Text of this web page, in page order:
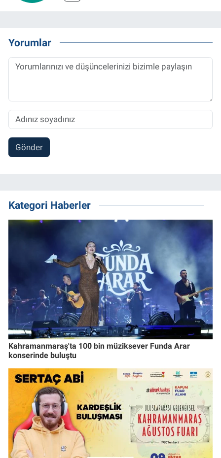
Yorumlar
Gönder
Kategori Haberler
Kahramanmaraş'ta 100 bin müziksever Funda Arar
konserinde buluştu